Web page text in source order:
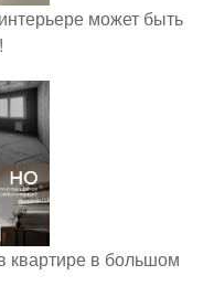
может быть
в большом